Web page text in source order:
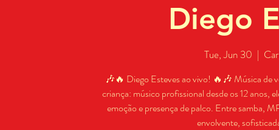
Diego
Tue, Jun 30
  |
🎶🔥 Diego Esteves ao vivo! 🔥🎶 Música de
criança: músico profissional desde os 12 anos,
emoção e presença de palco. Entre samba,
envolvente,